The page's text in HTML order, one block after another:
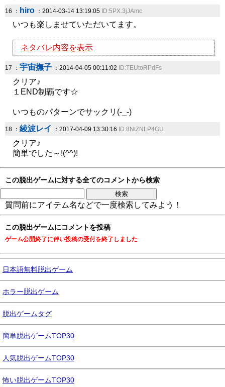
16 ： hiro ：2014-03-14 13:19:05 ID:5PX.3jJAmc
いつも楽しませていただいてます。
ネタバレ内容を表示
17 ： 宇宙撫子 ：2014-04-05 00:11:02 ID:TEUtoRPdFs
クリア♪
１END制覇です☆
いつものパターンでサックリ(-_-)
18 ： 綾波レイ ：2017-04-09 13:30:16 ID:8NtZNLP4GU
クリア♪
簡単でした～!(^^)!
この脱出ゲームに対する全てのコメントから検索
質問前にアイテム名などで一度検索してみよう！
この脱出ゲームにコメントを投稿
ゲーム公開終了に伴い投稿の受付を終了しました
日本語無料脱出ゲーム
ホラー脱出ゲーム
脱出ゲームタグ
簡単脱出ゲームTOP30
人気脱出ゲームTOP30
怖い脱出ゲームTOP30